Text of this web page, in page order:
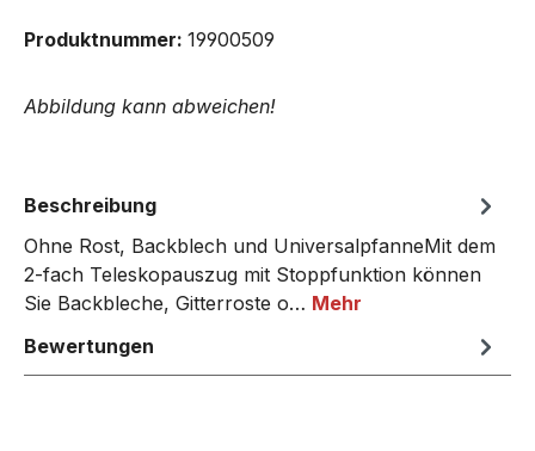
Produktnummer: 19900509
Abbildung kann abweichen!
Beschreibung
Ohne Rost, Backblech und UniversalpfanneMit dem
2-fach Teleskopauszug mit Stoppfunktion können
Sie Backbleche, Gitterroste o… Mehr
Bewertungen